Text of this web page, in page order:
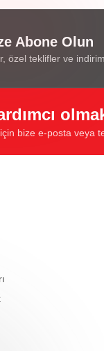
Abone Olun
özel teklifler ve
için bize e-posta veya